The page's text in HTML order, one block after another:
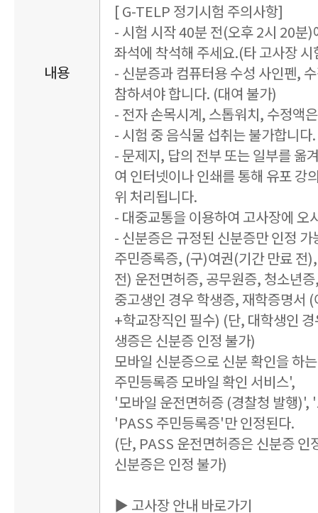
내용
[ G-TELP 정기시험 주의사항]
- 시험 시작 40분 전(오후 2시 20분)
좌석에 착석해 주세요.(타 고사장
- 신분증과 컴퓨터용 수성 사인펜,
참하셔야 합니다. (대여 불가)
- 전자 손목시계, 스톱워치, 수정액
- 시험 중 음식물 섭취는 불가합니
- 문제지, 답의 전부 또는 일부를 옮
여 인터넷이나 인쇄를 통해 유포 강
위 처리됩니다.
- 대중교통을 이용하여 고사장에 오
- 신분증은 규정된 신분증만 인정 가
주민증록증, (구)여권(기간 만료 전
전) 운전면허증, 공무원증, 청소년
중고생인 경우 학생증, 재학증명서
+학교장직인 필수) (단, 대학생인
생증은 신분증 인정 불가)
모바일 신분증으로 신분 확인을 하
주민등록증 모바일 확인 서비스',
'모바일 운전면허증 (경찰청 발행)',
'PASS 주민등록증'만 인정된다.
(단, PASS 운전면허증은 신분증 인
신분증은 인정 불가)
▶ 고사장 안내 바로가기